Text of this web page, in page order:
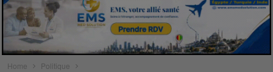
Home Politique